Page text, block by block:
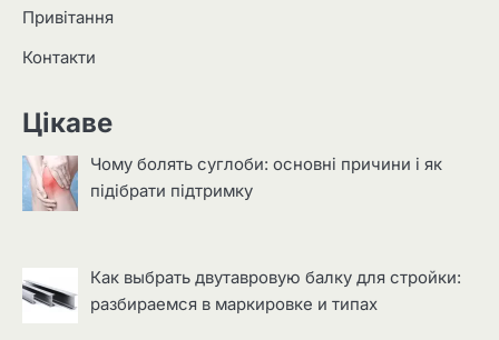
Привітання
Контакти
Цікаве
Чому болять суглоби: основні причини і як
підібрати підтримку
Как выбрать двутавровую балку для стройки:
разбираемся в маркировке и типах